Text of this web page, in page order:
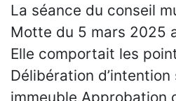
La séance du conseil
Motte du 5 mars 2025
Elle comportait les
Délibération d’intention
immeuble Approbation